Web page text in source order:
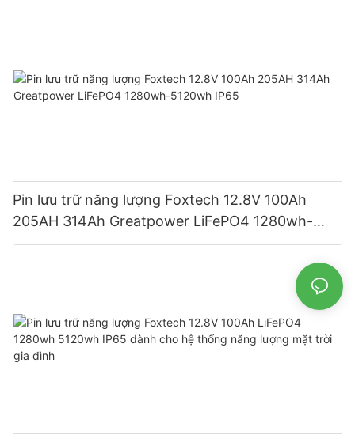
Pin lưu trữ năng lượng Foxtech 12.8V 100Ah
205AH 314Ah Greatpower LiFePO4 1280wh-
5120wh IP65